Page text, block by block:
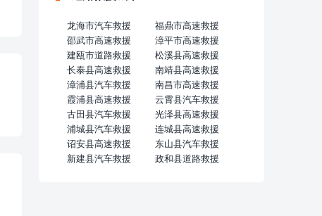
龙海市汽车救援
福鼎市高速救援
邵武市高速救援
漳平市高速救援
建瓯市道路救援
松溪县高速救援
长泰县高速救援
南靖县高速救援
漳浦县汽车救援
南昌市高速救援
霞浦县高速救援
云霄县汽车救援
古田县汽车救援
光泽县高速救援
浦城县汽车救援
连城县高速救援
诏安县高速救援
东山县汽车救援
新建县汽车救援
政和县道路救援